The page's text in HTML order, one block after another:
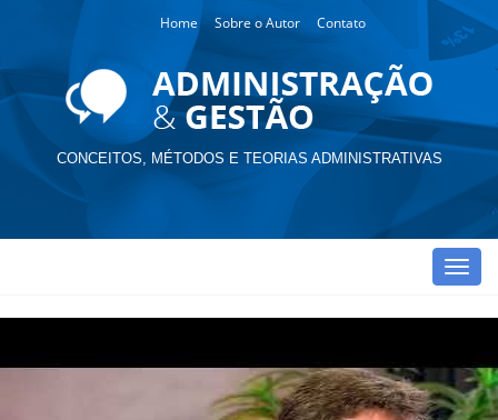
Home Sobre o Autor Contato
CONCEITOS, MÉTODOS E TEORIAS ADMINISTRATIVAS